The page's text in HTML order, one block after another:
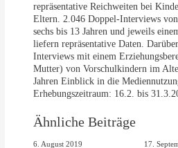
repräsentative Reichweiten bei
Eltern. 2.046 Doppel-Interviews
sechs bis 13 Jahren und jeweils
liefern repräsentative Daten.
Interviews mit einem
Mutter) von Vorschulkindern im
Jahren Einblick in die
Erhebungszeitraum: 16.2. bis
Ähnliche Beiträge
6. August 2019 17.